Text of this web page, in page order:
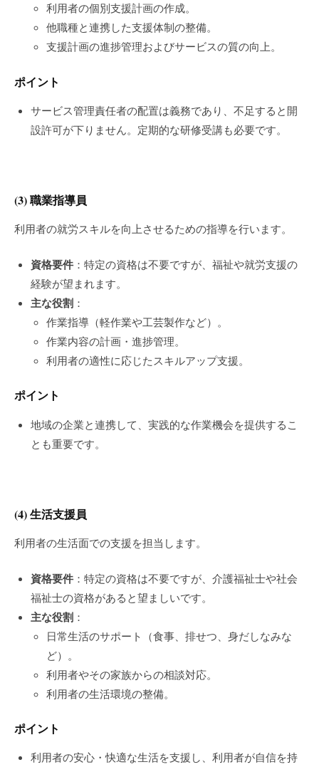
利用者の個別支援計画の作成。
他職種と連携した支援体制の整備。
支援計画の進捗管理およびサービスの質の向上。
ポイント
サービス管理責任者の配置は義務であり、不足すると開
設許可が下りません。定期的な研修受講も必要です。
(3)職業指導員
利用者の就労スキルを向上させるための指導を行います。
資格要件：特定の資格は不要ですが、福祉や就労支援の
経験が望まれます。
主な役割：
作業指導（軽作業や工芸製作など）。
作業内容の計画・進捗管理。
利用者の適性に応じたスキルアップ支援。
ポイント
地域の企業と連携して、実践的な作業機会を提供するこ
とも重要です。
(4)生活支援員
利用者の生活面での支援を担当します。
資格要件：特定の資格は不要ですが、介護福祉士や社会
福祉士の資格があると望ましいです。
主な役割：
日常生活のサポート（食事、排せつ、身だしなみな
ど）。
利用者やその家族からの相談対応。
利用者の生活環境の整備。
ポイント
利用者の安心・快適な生活を支援し、利用者が自信を持